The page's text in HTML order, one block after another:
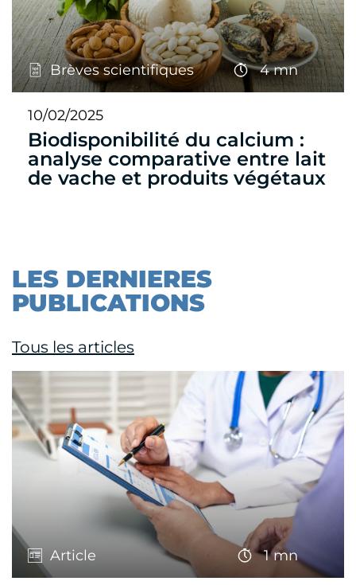
Brèves scientifiques 4 mn
10/02/2025
Biodisponibilité du calcium :
analyse comparative entre lait
de vache et produits végétaux
LES DERNIERES
PUBLICATIONS
Tous les articles
Article 1 mn